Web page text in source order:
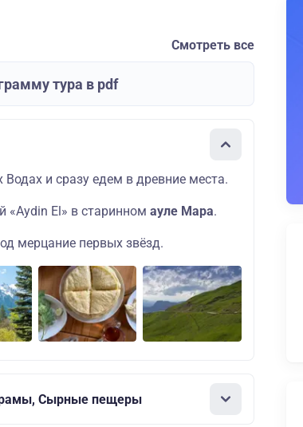
Смотреть все
тура в pdf
и сразу едем в древние места.
«Aydin El» в старинном ауле Мара.
мерцание первых звёзд.
Сырные пещеры